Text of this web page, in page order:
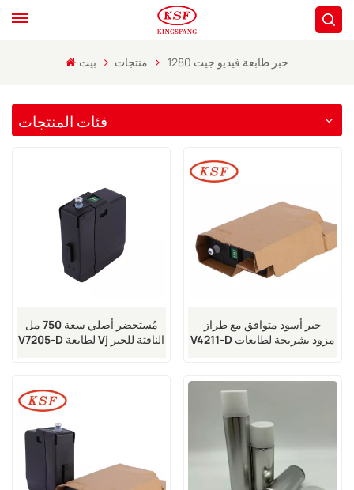
بيت منتجات حبر طابعة فيديو جيت 1280
فئات المنتجات
مُستحضر أصلي سعة 750 مل
V7205-D لطابعة Vj النافثة للحبر
حبر أسود متوافق مع طراز
V4211-D مزود بشريحة لطابعات